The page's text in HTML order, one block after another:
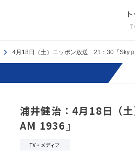
4月18日（土）ニッポン放送 21：30『Sky
浦井健治：4月18日（
AM 1936』
TV・メディア